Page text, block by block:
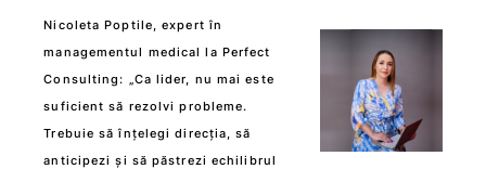
Nicoleta Poptile, expert în
managementul medical la Perfect
Consulting: „Ca lider, nu mai este
suficient să rezolvi probleme.
Trebuie să înțelegi direcția, să
anticipezi și să păstrezi echilibrul